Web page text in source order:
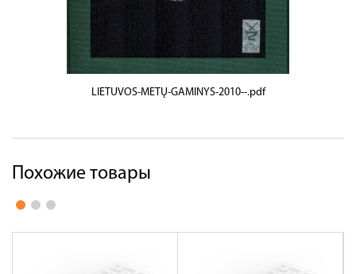
LIETUVOS-METŲ-GAMINYS-2010--.pdf
Похожие товары